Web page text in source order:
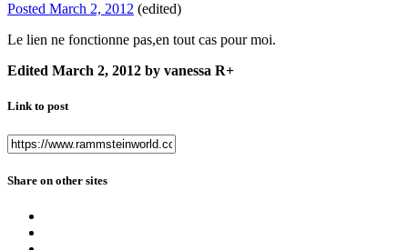
Posted March 2, 2012 (edited)
Le lien ne fonctionne pas,en tout cas pour moi.
Edited March 2, 2012 by vanessa R+
Link to post
Share on other sites